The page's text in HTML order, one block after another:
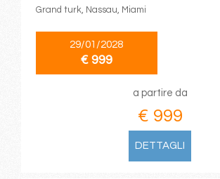
Grand turk, Nassau, Miami
29/01/2028
€ 999
a partire da
€ 999
DETTAGLI